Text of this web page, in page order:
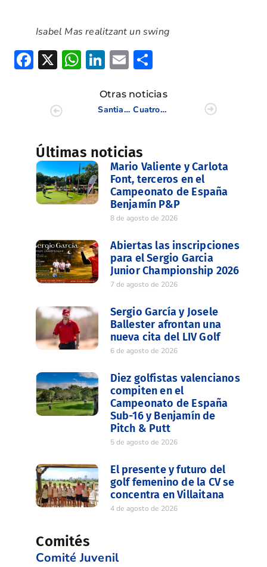
Isabel Mas realitzant un swing
Facebook
X WhatsApp
LinkedIn
Email
Otras noticias
Santiago Juesas líder en solitario en Zarapicos
Cuatro valencianos dentro del corte en Zarapicos
Últimas noticias
Mario Valiente y Carlota
Font, terceros en el
Campeonato de España
Benjamín P&P
8 de agosto de 2026
Abiertas las inscripciones
para el Sergio Garcia
Junior Championship 2026
7 de agosto de 2026
Sergio García y Josele
Ballester afrontan una
nueva cita del LIV Golf
6 de agosto de 2026
Diez golfistas valencianos
compiten en el
Campeonato de España
Sub-16 y Benjamín de
Pitch & Putt
5 de agosto de 2026
El presente y futuro del
golf femenino de la CV se
concentra en Villaitana
4 de agosto de 2026
Comités
Comité Juvenil